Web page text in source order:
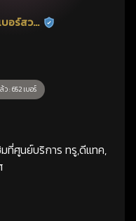
อร์สวย ร้านยืนยันแล้ว
ว : 652 เบอร์
ศูนย์บริการ ทรู,ดีแทค,